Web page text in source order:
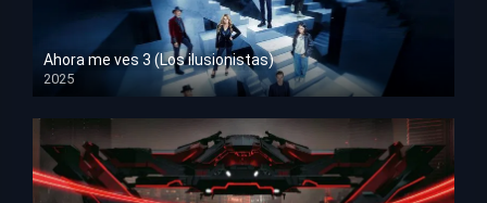
Ahora me ves 3 (Los ilusionistas)
2025
HD 1080p